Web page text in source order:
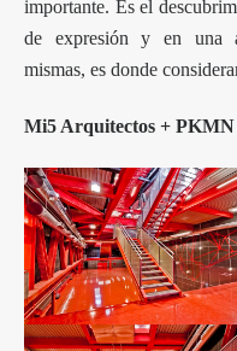
importante. Es el
de expresión y en una
mismas, es donde
Mi5 Arquitectos + PKMN